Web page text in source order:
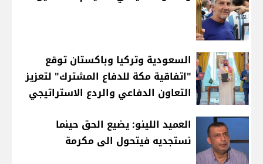
السعودية وتركيا وباكستان توقع
"اتفاقية مكة للدفاع المشترك" لتعزيز
التعاون الدفاعي والردع الاستراتيجي
العميد اللينو: يضيع الحق حينما
نستجديه فيتحول الى مكرمة